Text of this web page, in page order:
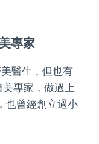
專家
醫生，但也有
專家，做過上
也曾經創立過小